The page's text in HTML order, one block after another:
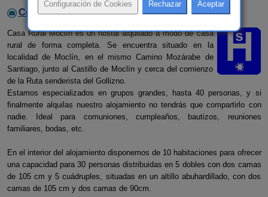
Contactar con el alojamiento
Casa Rural Moclín es un hostal alquilado a modo de casa
rural de forma completa. Se encuentra situado en la
localidad de Moclín, en el mismo Camino Mozárabe de
Santiago, junto al Castillo de Moclín y cerca del comienzo
de la Ruta senderista del Gollizno.
Estamos especializados en grupos grandes, hasta 40 personas, y si
finalmente alquilas nuestro alojamiento no tendrás que compartirlo con
nadie. Ideal para comuniones, cumpleaños, bautizos, reuniones
familiares, bodas, etc.
En el interior del alojamiento disponemos de 10 habitaciones para ofrecer
una capacidad para 30 personas distribuidas en 5 dobles con dos camas
de 105 cm y 5 cuádruples, situadas en un altillo abuhardillado, con dos
camas de 105 cm y dos camas de 90cm.